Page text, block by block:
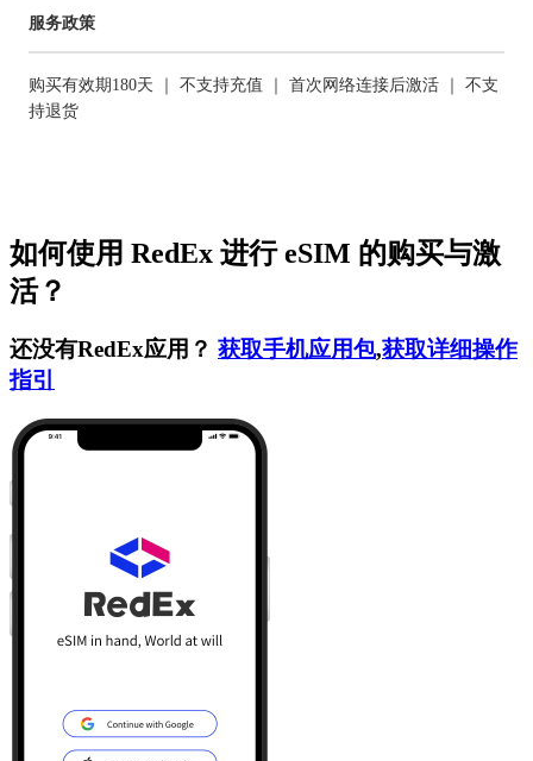
服务政策
购买有效期180天 ｜ 不支持充值 ｜ 首次网络连接后激活 ｜ 不支
持退货
如何使用 RedEx 进行 eSIM 的购买与激
活？
还没有RedEx应用？ 获取手机应用包,获取详细操作
指引